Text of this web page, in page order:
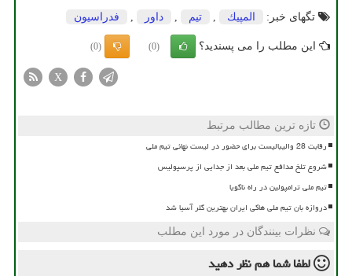
تگهای خبر:
المپیك تیم داور فدراسیون
این مطلب را می پسندید؟ (0)
(0)
X
تازه ترین مطالب مرتبط
رقابت 28 والیبالیست برای حضور در لیست نهائی تیم ملی
شروع تلخ مدافع تیم ملی بعد از جدایی از پرسپولیس
تیم ملی ترامپولین در راه ناگویا
دروازه بان تیم ملی هاکی ایران بهترین گلر آسیا شد
نظرات بینندگان در مورد این مطلب
لطفا شما همنظر دهید